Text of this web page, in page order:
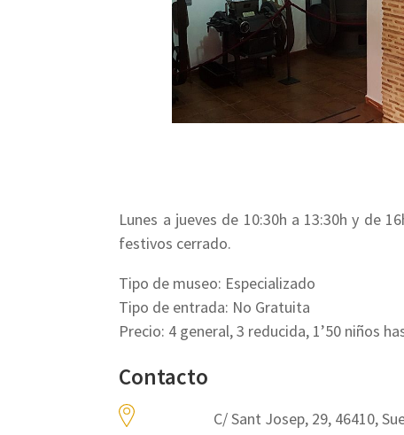
Lunes a jueves de 10:30h a 13:30h y de
festivos cerrado.
Tipo de museo: Especializado
Tipo de entrada: No Gratuita
Precio: 4 general, 3 reducida, 1’50 niños
Contacto
C/ Sant Josep, 29, 46410,